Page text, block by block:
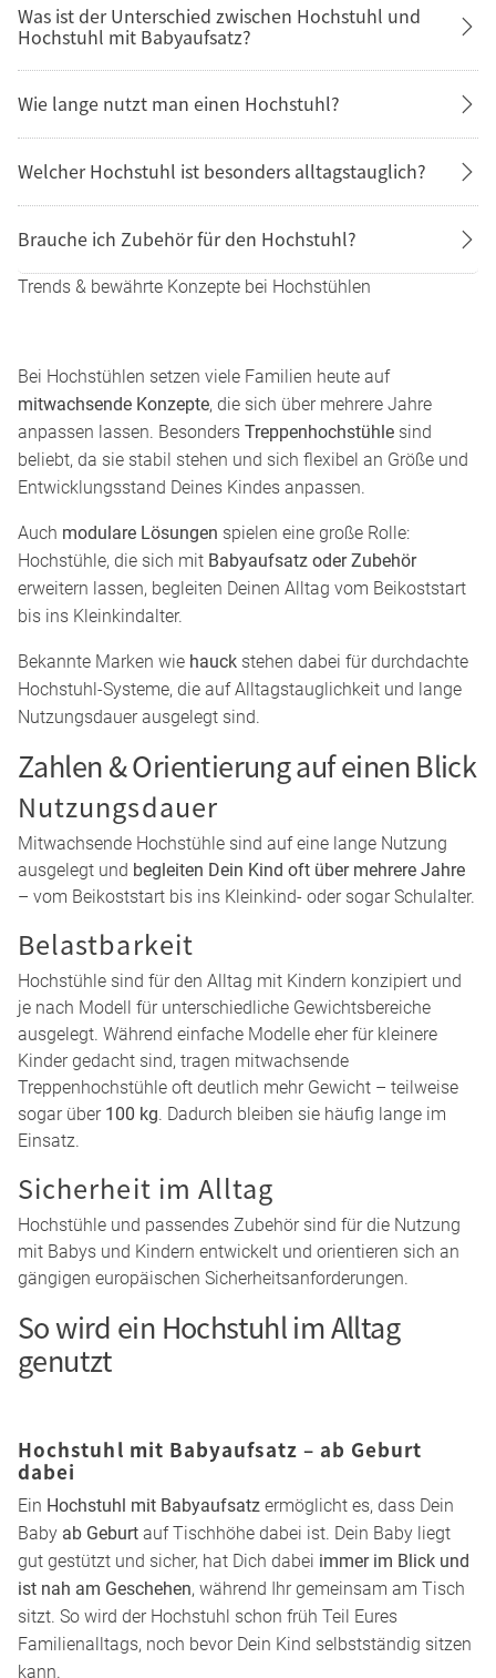
Was ist der Unterschied zwischen Hochstuhl und
Hochstuhl mit Babyaufsatz?
Wie lange nutzt man einen Hochstuhl?
Welcher Hochstuhl ist besonders alltagstauglich?
Brauche ich Zubehör für den Hochstuhl?
Trends & bewährte Konzepte bei Hochstühlen
Bei Hochstühlen setzen viele Familien heute auf
mitwachsende Konzepte, die sich über mehrere Jahre
anpassen lassen. BesondersTreppenhochstühle
Entwicklungsstand Deines Kindes anpassen.
Auchmodulare Lösungen
Hochstühle, die sich mitBabyaufsatz oder Zubehör
erweitern lassen, begleiten Deinen Alltag vom Beikoststart
bis ins Kleinkindalter.
Bekannte Marken wiehauck
Hochstuhl-Systeme, die auf Alltagstauglichkeit und lange
Nutzungsdauer ausgelegt sind.
Zahlen & Orientierung auf einen Blick
Nutzungsdauer
Mitwachsende Hochstühle sind auf eine lange Nutzung
ausgelegt und
– vom Beikoststart bis ins Kleinkind- oder sogar Schulalter.
Belastbarkeit
Hochstühle sind für den Alltag mit Kindern konzipiert und
je nach Modell für unterschiedliche Gewichtsbereiche
ausgelegt. Während einfache Modelle eher für kleinere
Kinder gedacht sind, tragen mitwachsende
Treppenhochstühle oft deutlich mehr Gewicht – teilweise
Sicherheit im Alltag
Hochstühle und passendes Zubehör sind für die Nutzung
mit Babys und Kindern entwickelt und orientieren sich an
gängigen europäischen Sicherheitsanforderungen.
So wird ein Hochstuhl im Alltag
genutzt